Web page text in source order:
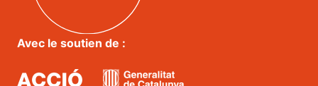
Avec le soutien de :